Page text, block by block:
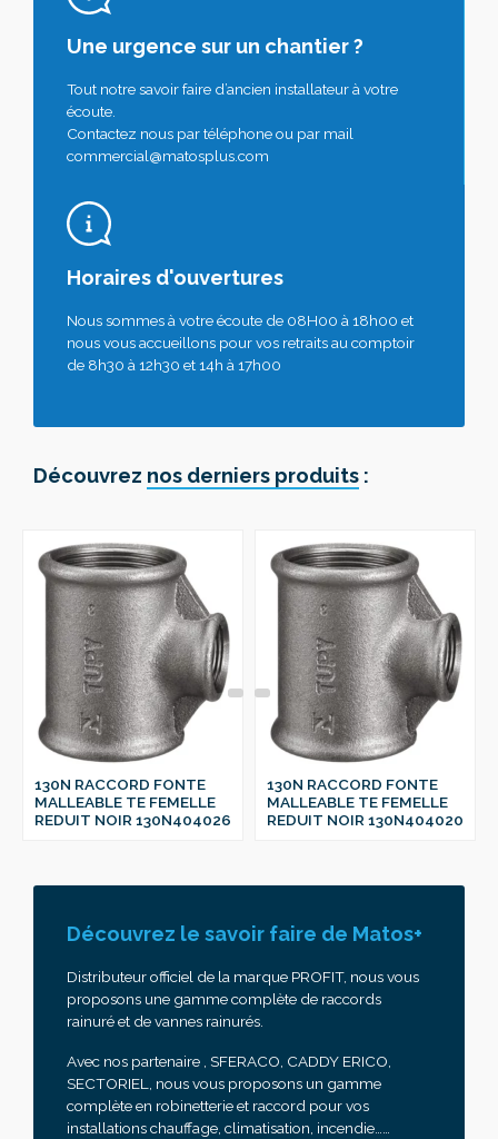
Une urgence sur un chantier ?
Tout notre savoir faire d’ancien installateur à votre
écoute.
Contactez nous par téléphone ou par mail
commercial@matosplus.com
Horaires d'ouvertures
Nous sommes à votre écoute de 08H00 à 18h00 et
nous vous accueillons pour vos retraits au comptoir
de 8h30 à 12h30 et 14h à 17h00
Découvrez nos derniers produits :
130N RACCORD FONTE
MALLEABLE TE FEMELLE
REDUIT NOIR 130N404026
130N RACCORD FONTE
MALLEABLE TE FEMELLE
REDUIT NOIR 130N404020
Découvrez le savoir faire de Matos+
Distributeur officiel de la marque PROFIT, nous vous
proposons une gamme complète de raccords
rainuré et de vannes rainurés.
Avec nos partenaire , SFERACO, CADDY ERICO,
SECTORIEL, nous vous proposons un gamme
complète en robinetterie et raccord pour vos
installations chauffage, climatisation, incendie……